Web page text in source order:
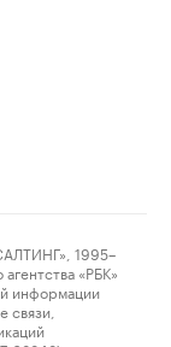
1995–
«РБК»
информации
связи,